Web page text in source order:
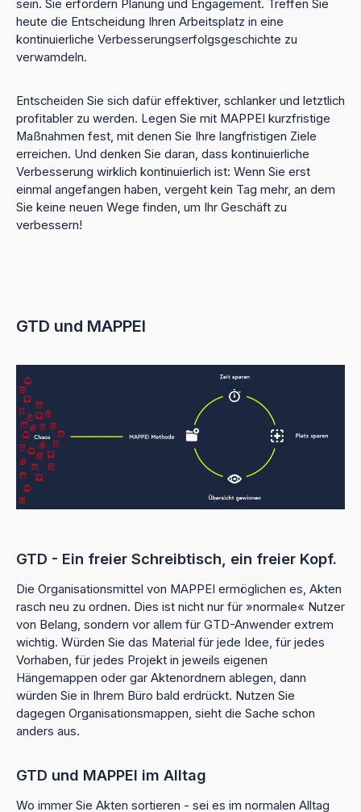
sein. Sie erfordern Planung und Engagement. Treffen Sie
heute die Entscheidung Ihren Arbeitsplatz in eine
kontinuierliche Verbesserungserfolgsgeschichte zu
verwamdeln.
Entscheiden Sie sich dafür effektiver, schlanker und letztlich
profitabler zu werden. Legen Sie mit MAPPEI kurzfristige
Maßnahmen fest, mit denen Sie Ihre langfristigen Ziele
erreichen. Und denken Sie daran, dass kontinuierliche
Verbesserung wirklich kontinuierlich ist: Wenn Sie erst
einmal angefangen haben, vergeht kein Tag mehr, an dem
Sie keine neuen Wege finden, um Ihr Geschäft zu
verbessern!
GTD und MAPPEI
GTD - Ein freier Schreibtisch, ein freier Kopf.
Die Organisationsmittel von MAPPEI ermöglichen es, Akten
rasch neu zu ordnen. Dies ist nicht nur für »normale« Nutzer
von Belang, sondern vor allem für GTD-Anwender extrem
wichtig. Würden Sie das Material für jede Idee, für jedes
Vorhaben, für jedes Projekt in jeweils eigenen
Hängemappen oder gar Aktenordnern ablegen, dann
würden Sie in Ihrem Büro bald erdrückt. Nutzen Sie
dagegen Organisationsmappen, sieht die Sache schon
anders aus.
GTD und MAPPEI im Alltag
Wo immer Sie Akten sortieren - sei es im normalen Alltag